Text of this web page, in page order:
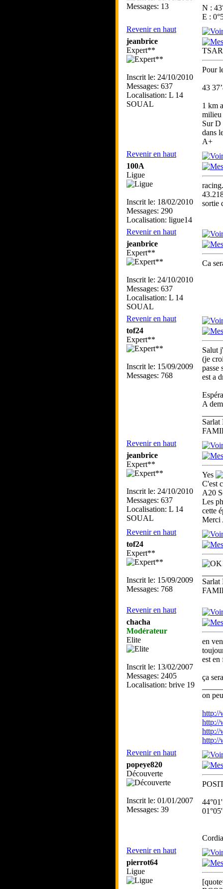
Messages: 13
N :
E :
Revenir en haut
jeanbrice
Expert**
Inscrit le: 24/10/2010
Messages: 637
Localisation: L 14
SOUAL
TSAR
Pour
43
1 km
milieu
Sur D
dans
A+
Revenir en haut
100A
Ligue
Inscrit le: 18/02/2010
Messages: 290
Localisation: ligue14
sortie
Revenir en haut
jeanbrice
Expert**
Inscrit le: 24/10/2010
Messages: 637
Localisation: L 14
SOUAL
Ca
Revenir en haut
tof24
Expert**
Inscrit le: 15/09/2009
Messages: 768
Salut
(je
passe
est a
A
Sarlat
Revenir en haut
jeanbrice
Expert**
Inscrit le: 24/10/2010
Messages: 637
Localisation: L 14
SOUAL
Yes
C'est
A20
Les
cette
Merci
Revenir en haut
tof24
Expert**
Inscrit le: 15/09/2009
Messages: 768
Sarlat
Revenir en haut
chacha
Modérateur
Elite
Inscrit le: 13/02/2007
Messages: 2405
Localisation: brive 19
en
est en
ça
on
http://
http://
http://
http://
Revenir en haut
popeye820
Découverte
Inscrit le: 01/01/2007
Messages: 39
Revenir en haut
pierrot64
Ligue